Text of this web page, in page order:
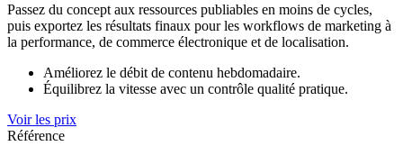
Passez du concept aux ressources publiables en moins de cycles,
puis exportez les résultats finaux pour les workflows de marketing à
la performance, de commerce électronique et de localisation.
Améliorez le débit de contenu hebdomadaire.
Équilibrez la vitesse avec un contrôle qualité pratique.
Voir les prix
Référence